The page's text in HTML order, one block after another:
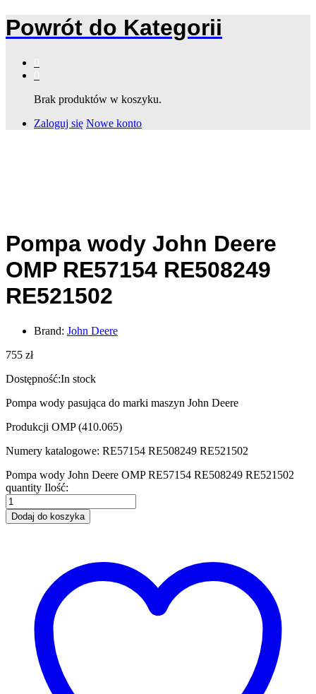
Powrót do Kategorii
Brak produktów w koszyku.
Zaloguj się Nowe konto
Pompa wody John Deere
OMP RE57154 RE508249
RE521502
Brand: John Deere
755 zł
Dostępność:In stock
Pompa wody pasująca do marki maszyn John Deere
Produkcji OMP (410.065)
Numery katalogowe: RE57154 RE508249 RE521502
Pompa wody John Deere OMP RE57154 RE508249 RE521502
quantity Ilość:
Dodaj do koszyka